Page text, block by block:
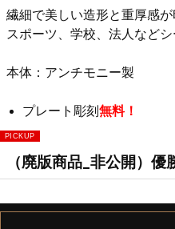
繊細で美しい造形と重厚感
スポーツ、学校、法人など
本体：アンチモニー製
プレート彫刻 無料！
（廃版商品_非公開）